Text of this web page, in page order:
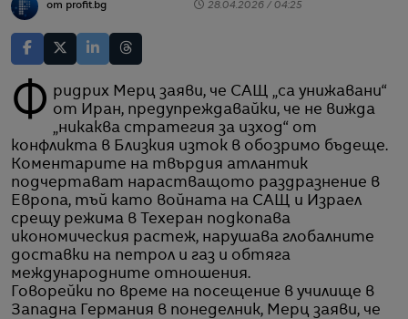
от profit.bg 28.04.2026 / 04:25
Фридрих Мерц заяви, че САЩ „са унижавани“ от Иран, предупреждавайки, че не вижда
„никаква стратегия за изход“ от
конфликта в Близкия изток в обозримо бъдеще.
Коментарите на твърдия атлантик
подчертават нарастващото раздразнение в
Европа, тъй като войната на САЩ и Израел
срещу режима в Техеран подкопава
икономическия растеж, нарушава глобалните
доставки на петрол и газ и обтяга
международните отношения.
Говорейки по време на посещение в училище в
Западна Германия в понеделник, Мерц заяви, че